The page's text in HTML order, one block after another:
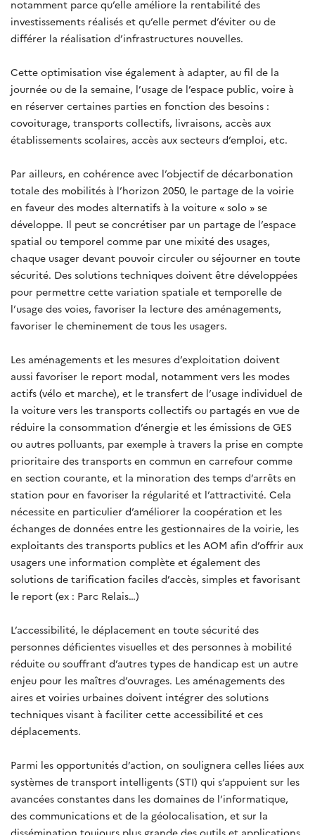
notamment parce qu’elle améliore la rentabilité des
investissements réalisés et qu’elle permet d’éviter ou de
différer la réalisation d’infrastructures nouvelles.
Cette optimisation vise également à adapter, au fil de la
journée ou de la semaine, l’usage de l’espace public, voire à
en réserver certaines parties en fonction des besoins :
covoiturage, transports collectifs, livraisons, accès aux
établissements scolaires, accès aux secteurs d’emploi, etc.
Par ailleurs, en cohérence avec l’objectif de décarbonation
totale des mobilités à l’horizon 2050, le partage de la voirie
en faveur des modes alternatifs à la voiture « solo » se
développe. Il peut se concrétiser par un partage de l’espace
spatial ou temporel comme par une mixité des usages,
chaque usager devant pouvoir circuler ou séjourner en toute
sécurité. Des solutions techniques doivent être développées
pour permettre cette variation spatiale et temporelle de
l’usage des voies, favoriser la lecture des aménagements,
favoriser le cheminement de tous les usagers.
Les aménagements et les mesures d’exploitation doivent
aussi favoriser le report modal, notamment vers les modes
actifs (vélo et marche), et le transfert de l’usage individuel de
la voiture vers les transports collectifs ou partagés en vue de
réduire la consommation d’énergie et les émissions de GES
ou autres polluants, par exemple à travers la prise en compte
prioritaire des transports en commun en carrefour comme
en section courante, et la minoration des temps d’arrêts en
station pour en favoriser la régularité et l’attractivité. Cela
nécessite en particulier d’améliorer la coopération et les
échanges de données entre les gestionnaires de la voirie, les
exploitants des transports publics et les AOM afin d’offrir aux
usagers une information complète et également des
solutions de tarification faciles d’accès, simples et favorisant
le report (ex : Parc Relais…)
L’accessibilité, le déplacement en toute sécurité des
personnes déficientes visuelles et des personnes à mobilité
réduite ou souffrant d’autres types de handicap est un autre
enjeu pour les maîtres d’ouvrages. Les aménagements des
aires et voiries urbaines doivent intégrer des solutions
techniques visant à faciliter cette accessibilité et ces
déplacements.
Parmi les opportunités d’action, on soulignera celles liées aux
systèmes de transport intelligents (STI) qui s’appuient sur les
avancées constantes dans les domaines de l’informatique,
des communications et de la géolocalisation, et sur la